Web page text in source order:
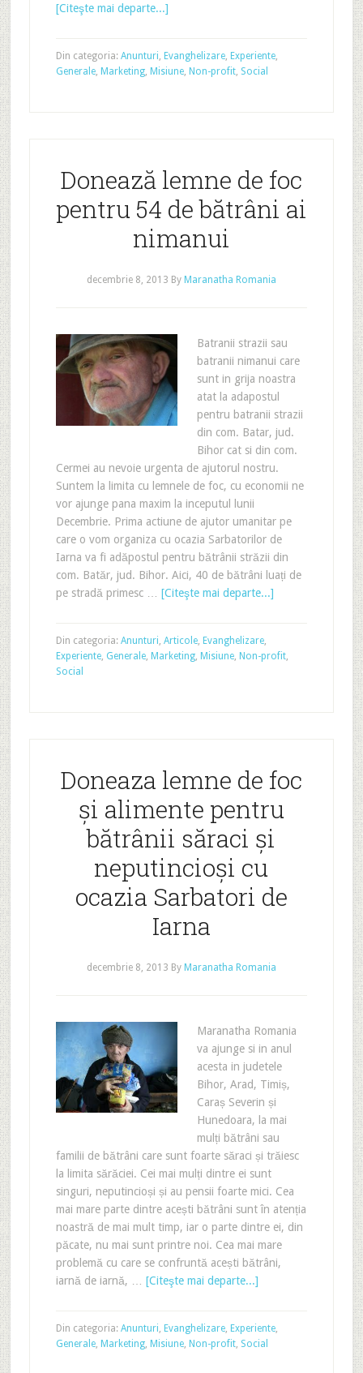
[Citeşte mai departe...]
Din categoria: Anunturi, Evanghelizare, Experiente,
Generale, Marketing, Misiune, Non-profit, Social
Donează lemne de foc
pentru 54 de bătrâni ai
nimanui
decembrie 8, 2013 By Maranatha Romania
Batranii strazii sau
batranii nimanui care
sunt in grija noastra
atat la adapostul
pentru batranii strazii
din com. Batar, jud.
Bihor cat si din com.
Cermei au nevoie urgenta de ajutorul nostru.
Suntem la limita cu lemnele de foc, cu economii ne
vor ajunge pana maxim la inceputul lunii
Decembrie. Prima actiune de ajutor umanitar pe
care o vom organiza cu ocazia Sarbatorilor de
Iarna va fi adăpostul pentru bătrânii străzii din
com. Batăr, jud. Bihor. Aici, 40 de bătrâni luați de
pe stradă primesc … [Citeşte mai departe...]
Din categoria: Anunturi, Articole, Evanghelizare,
Experiente, Generale, Marketing, Misiune, Non-profit,
Social
Doneaza lemne de foc
și alimente pentru
bătrânii săraci și
neputincioși cu
ocazia Sarbatori de
Iarna
decembrie 8, 2013 By Maranatha Romania
Maranatha Romania
va ajunge si in anul
acesta in judetele
Bihor, Arad, Timiș,
Caraș Severin și
Hunedoara, la mai
mulți bătrâni sau
familii de bătrâni care sunt foarte săraci și trăiesc
la limita sărăciei. Cei mai mulți dintre ei sunt
singuri, neputincioși și au pensii foarte mici. Cea
mai mare parte dintre acești bătrâni sunt în atenția
noastră de mai mult timp, iar o parte dintre ei, din
păcate, nu mai sunt printre noi. Cea mai mare
problemă cu care se confruntă acești bătrâni,
iarnă de iarnă, … [Citeşte mai departe...]
Din categoria: Anunturi, Evanghelizare, Experiente,
Generale, Marketing, Misiune, Non-profit, Social